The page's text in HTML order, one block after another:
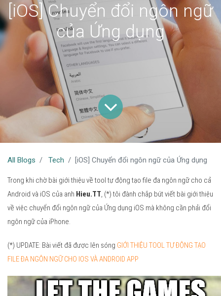
[iOS] Chuyển đổi ngôn ngữ
của Ứng dụng
All Blogs Tech [iOS] Chuyển đổi ngôn ngữ của Ứng dụng
Trong khi chờ bài giới thiệu về tool tự động tạo file đa ngôn ngữ cho cả
Android và iOS của anh Hieu.TT, (*) tôi đành chắp bút viết bài giới thiệu
về việc chuyển đổi ngôn ngữ của Ứng dụng iOS mà không cần phải đổi
ngôn ngữ của iPhone.
(*) UPDATE: Bài viết đã được lên sóng GIỚI THIỆU TOOL TỰ ĐỘNG TẠO
FILE ĐA NGÔN NGỮ CHO IOS VÀ ANDROID APP